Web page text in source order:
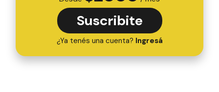
Suscribite
¿Ya tenés una cuenta? Ingresá